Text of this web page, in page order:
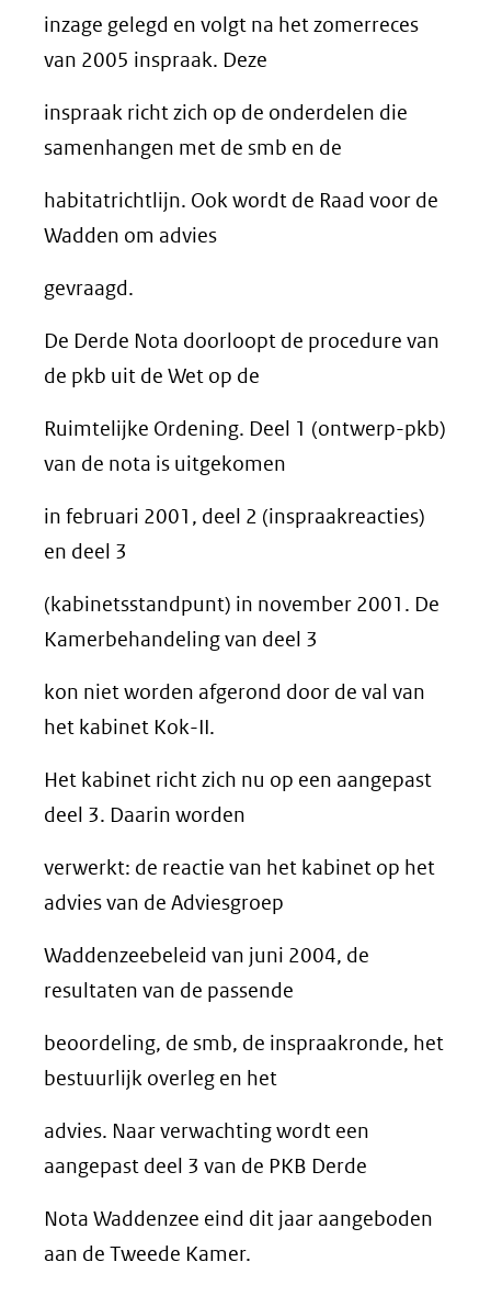
inzage gelegd en volgt na het zomerreces
van 2005 inspraak. Deze
inspraak richt zich op de onderdelen die
samenhangen met de smb en de
habitatrichtlijn. Ook wordt de Raad voor de
Wadden om advies
gevraagd.
De Derde Nota doorloopt de procedure van
de pkb uit de Wet op de
Ruimtelijke Ordening. Deel 1 (ontwerp-pkb)
van de nota is uitgekomen
in februari 2001, deel 2 (inspraakreacties)
en deel 3
(kabinetsstandpunt) in november 2001. De
Kamerbehandeling van deel 3
kon niet worden afgerond door de val van
het kabinet Kok-II.
Het kabinet richt zich nu op een aangepast
deel 3. Daarin worden
verwerkt: de reactie van het kabinet op het
advies van de Adviesgroep
Waddenzeebeleid van juni 2004, de
resultaten van de passende
beoordeling, de smb, de inspraakronde, het
bestuurlijk overleg en het
advies. Naar verwachting wordt een
aangepast deel 3 van de PKB Derde
Nota Waddenzee eind dit jaar aangeboden
aan de Tweede Kamer.